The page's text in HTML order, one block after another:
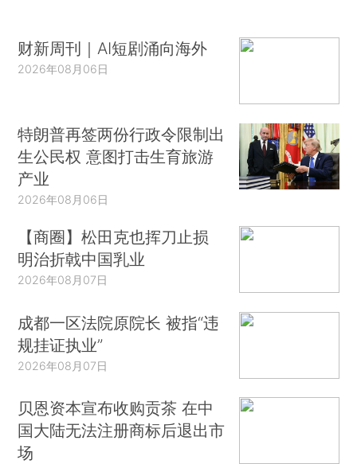
财新周刊｜AI短剧涌向海外
2026年08月06日
特朗普再签两份行政令限制出
生公民权 意图打击生育旅游
产业
2026年08月06日
【商圈】松田克也挥刀止损
明治折戟中国乳业
2026年08月07日
成都一区法院原院长 被指“违
规挂证执业”
2026年08月07日
贝恩资本宣布收购贡茶 在中
国大陆无法注册商标后退出市
场